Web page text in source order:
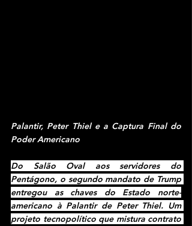
Palantir, Peter Thiel e a Captura Final do
Poder Americano
Do Salão Oval aos servidores do
Pentágono, o segundo mandato de Trump
entregou as chaves do Estado norte-
americano à Palantir de Peter Thiel. Um
projeto tecnopolítico que mistura contrato